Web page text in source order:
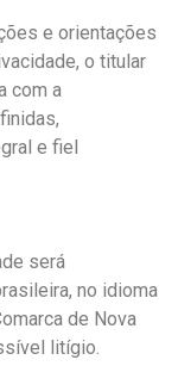
e orientações
o titular
com a
e fiel
será
no idioma
de Nova
litígio.